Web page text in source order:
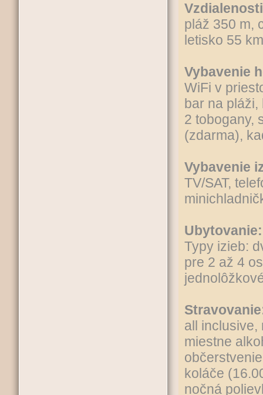
pláž 350 m,
letisko 55
Vybavenie
WiFi v
bar na pláži,
2 tobogany,
(zdarma),
Vybavenie
TV/SAT,
Ubytovanie:
Typy izieb:
pre 2 až 4
all inclusive,
miestne
koláče
nočná